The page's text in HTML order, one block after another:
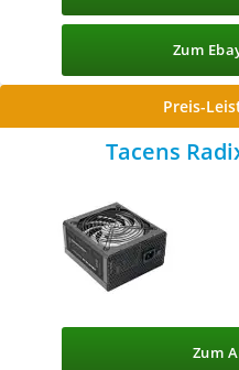
Zum
Preis-
Tacens
Zum